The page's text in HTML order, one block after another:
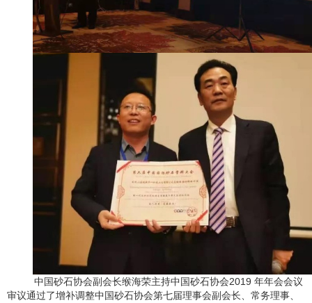
中国砂石协会副会长缑海荣主持中国砂石协会2019 年年会会议
审议通过了增补调整中国砂石协会第七届理事会副会长、常务理事、